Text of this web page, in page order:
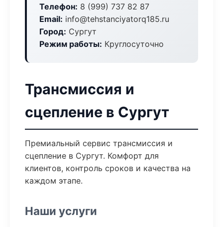
Телефон: 8 (999) 737 82 87
Email: info@tehstanciyatorq185.ru
Город: Сургут
Режим работы: Круглосуточно
Трансмиссия и
сцепление в Сургут
Премиальный сервис трансмиссия и
сцепление в Сургут. Комфорт для
клиентов, контроль сроков и качества на
каждом этапе.
Наши услуги